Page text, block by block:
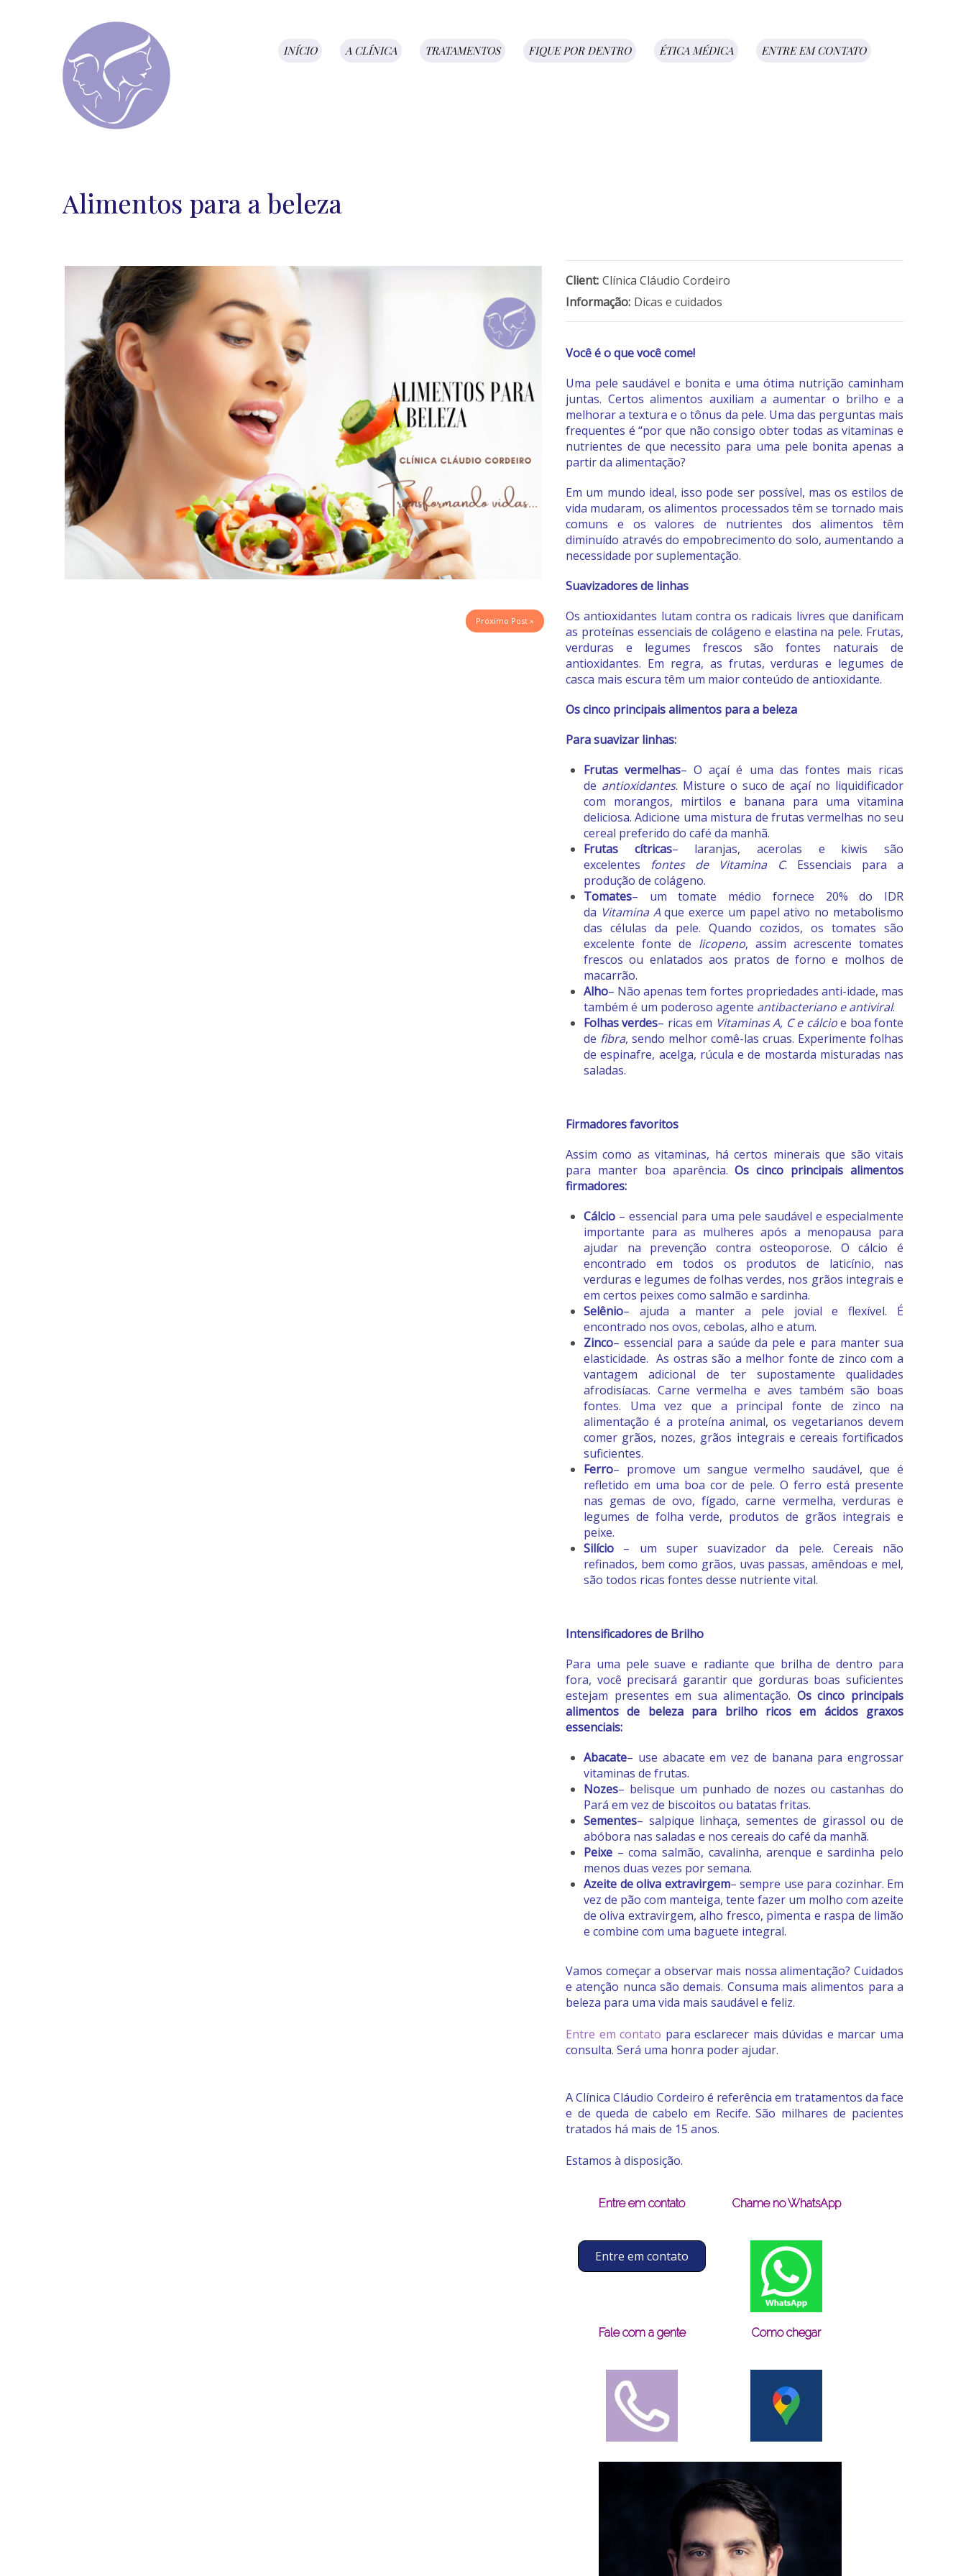
INÍCIO A CLÍNICA TRATAMENTOS FIQUE POR DENTRO ÉTICA MÉDICA ENTRE EM CONTATO
Alimentos para a beleza
Próximo Post »
Client: Clínica Cláudio Cordeiro
Informação: Dicas e cuidados
Você é o que você come!
Uma pele saudável e bonita e uma ótima nutrição caminham
juntas. Certos alimentos auxiliam a aumentar o brilho e a
melhorar a textura e o tônus da pele. Uma das perguntas mais
frequentes é “por que não consigo obter todas as vitaminas e
nutrientes de que necessito para uma pele bonita apenas a
partir da alimentação?
Em um mundo ideal, isso pode ser possível, mas os estilos de
vida mudaram, os alimentos processados têm se tornado mais
comuns e os valores de nutrientes dos alimentos têm
diminuído através do empobrecimento do solo, aumentando a
necessidade por suplementação.
Suavizadores de linhas
Os antioxidantes lutam contra os radicais livres que danificam
as proteínas essenciais de colágeno e elastina na pele. Frutas,
verduras e legumes frescos são fontes naturais de
antioxidantes. Em regra, as frutas, verduras e legumes de
casca mais escura têm um maior conteúdo de antioxidante.
Os cinco principais alimentos para a beleza
Para suavizar linhas:
Frutas vermelhas– O açaí é uma das fontes mais ricas
de antioxidantes. Misture o suco de açaí no liquidificador
com morangos, mirtilos e banana para uma vitamina
deliciosa. Adicione uma mistura de frutas vermelhas no seu
cereal preferido do café da manhã.
Frutas cítricas– laranjas, acerolas e kiwis são
excelentes fontes de Vitamina C. Essenciais para a
produção de colágeno.
Tomates– um tomate médio fornece 20% do IDR
da Vitamina Aque exerce um papel ativo no metabolismo
das células da pele. Quando cozidos, os tomates são
excelente fonte de licopeno, assim acrescente tomates
frescos ou enlatados aos pratos de forno e molhos de
macarrão.
Alho– Não apenas tem fortes propriedades anti-idade, mas
também é um poderoso agente antibacteriano e antiviral.
Folhas verdes– ricas em Vitaminas A, C e cálcioe boa fonte
de fibra, sendo melhor comê-las cruas. Experimente folhas
de espinafre, acelga, rúcula e de mostarda misturadas nas
saladas.
Firmadores favoritos
Assim como as vitaminas, há certos minerais que são vitais
para manter boa aparência.Os cinco principais alimentos
firmadores:
Cálcio – essencial para uma pele saudável e especialmente
importante para as mulheres após a menopausa para
ajudar na prevenção contra osteoporose. O cálcio é
encontrado em todos os produtos de laticínio, nas
verduras e legumes de folhas verdes, nos grãos integrais e
em certos peixes como salmão e sardinha.
Selênio– ajuda a manter a pele jovial e flexível. É
encontrado nos ovos, cebolas, alho e atum.
Zinco– essencial para a saúde da pele e para manter sua
elasticidade. As ostras são a melhor fonte de zinco com a
vantagem adicional de ter supostamente qualidades
afrodisíacas. Carne vermelha e aves também são boas
fontes. Uma vez que a principal fonte de zinco na
alimentação é a proteína animal, os vegetarianos devem
comer grãos, nozes, grãos integrais e cereais fortificados
suficientes.
Ferro– promove um sangue vermelho saudável, que é
refletido em uma boa cor de pele. O ferro está presente
nas gemas de ovo, fígado, carne vermelha, verduras e
legumes de folha verde, produtos de grãos integrais e
peixe.
Silício – um super suavizador da pele. Cereais não
refinados, bem como grãos, uvas passas, amêndoas e mel,
são todos ricas fontes desse nutriente vital.
Intensificadores de Brilho
Para uma pele suave e radiante que brilha de dentro para
fora, você precisará garantir que gorduras boas suficientes
estejam presentes em sua alimentação. Os cinco principais
alimentos de beleza para brilho ricos em ácidos graxos
essenciais:
Abacate– use abacate em vez de banana para engrossar
vitaminas de frutas.
Nozes– belisque um punhado de nozes ou castanhas do
Pará em vez de biscoitos ou batatas fritas.
Sementes– salpique linhaça, sementes de girassol ou de
abóbora nas saladas e nos cereais do café da manhã.
Peixe – coma salmão, cavalinha, arenque e sardinha pelo
menos duas vezes por semana.
Azeite de oliva extravirgem– sempre use para cozinhar. Em
vez de pão com manteiga, tente fazer um molho com azeite
de oliva extravirgem, alho fresco, pimenta e raspa de limão
e combine com uma baguete integral.
Vamos começar a observar mais nossa alimentação? Cuidados
e atenção nunca são demais. Consuma mais alimentos para a
beleza para uma vida mais saudável e feliz.
Entre em contato para esclarecer mais dúvidas e marcar uma
consulta. Será uma honra poder ajudar.
A Clínica Cláudio Cordeiro é referência em tratamentos da face
e de queda de cabelo em Recife. São milhares de pacientes
tratados há mais de 15 anos.
Estamos à disposição.
Entre em contato
Entre em contato
Chame no WhatsApp
Fale com a gente Como chegar